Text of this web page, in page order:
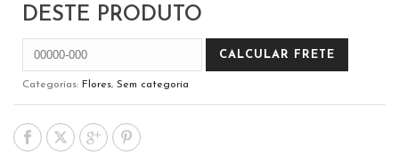
DESTE PRODUTO
Categorias: Flores, Sem categoria